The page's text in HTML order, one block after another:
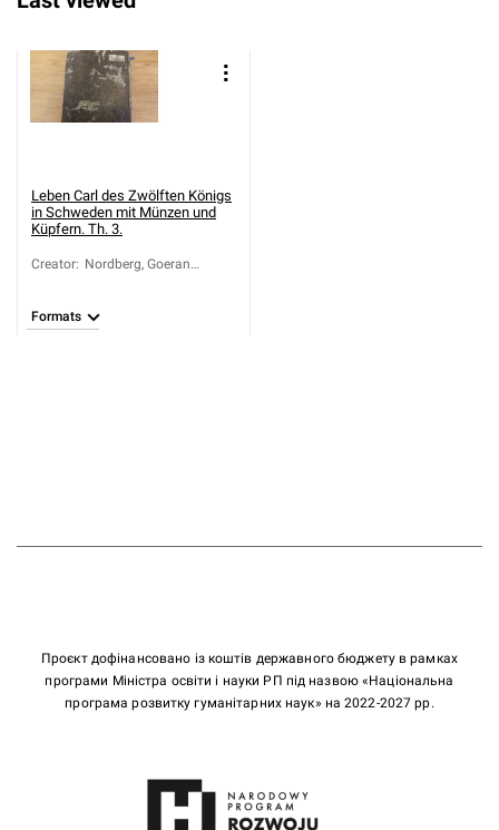
Leben Carl des Zwölften Königs
in Schweden mit Münzen und
Küpfern. Th. 3.
Creator: Nordberg, Goeran
Formats
Проєкт дофінансовано із коштів державного бюджету в рамках
програми Міністра освіти і науки РП під назвою «Національна
програма розвитку гуманітарних наук» на 2022-2027 рр.